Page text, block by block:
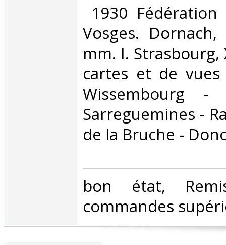
1930
Vosges.
mm. I. Strasbourg,
cartes et de
Wissembourg
Sarreguemines -
de la Bruche -
‎bon état,
commandes